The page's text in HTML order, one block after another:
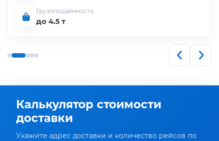
Грузоподъёмность
до 4.5 т
Калькулятор стоимости
доставки
Укажите адрес доставки и количество рейсов по